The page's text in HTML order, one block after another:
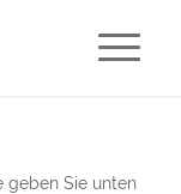
geben Sie unten